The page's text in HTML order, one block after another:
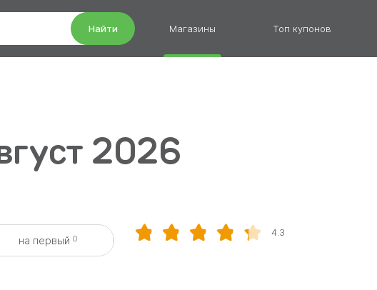
Найти Магазины Топ купонов
2026
на первый 0
4.3